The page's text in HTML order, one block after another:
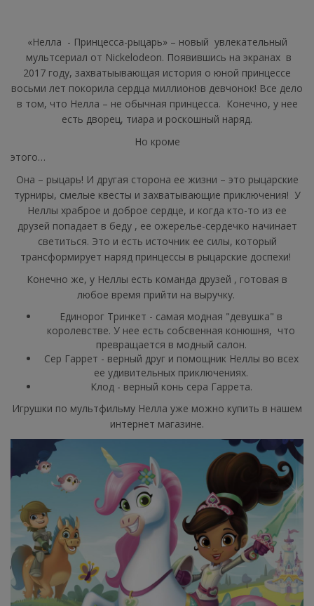
«Нелла - Принцесса-рыцарь» – новый увлекательный
мультсериал от Nickelodeon. Появившись на экранах в
2017 году, захватыывающая история о юной принцессе
восьми лет покорила сердца миллионов девчонок! Все дело
в том, что Нелла – не обычная принцесса. Конечно, у нее
есть дворец, тиара и роскошный наряд.
Но кроме
Она – рыцарь! И другая сторона ее жизни – это рыцарские
турниры, смелые квесты и захватывающие приключения! У
Неллы храброе и доброе сердце, и когда кто-то из ее
друзей попадает в беду , ее ожерелье-сердечко начинает
светиться. Это и есть источник ее силы, который
трансформирует наряд принцессы в рыцарские доспехи!
Конечно же, у Неллы есть команда друзей , готовая в
любое время прийти на выручку.
Единорог Тринкет - самая модная "девушка" в
королевстве. У нее есть собсвенная конюшня, что
превращается в модный салон.
Сер Гаррет - верный друг и помощник Неллы во всех
ее удивительных приключениях.
Клод - верный конь сера Гаррета.
Игрушки по мультфильму Нелла уже можно купить в нашем
интернет магазине.